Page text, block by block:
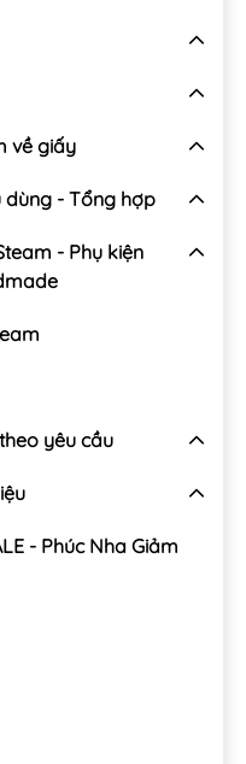
về giấy
dùng - Tổng hợp
- Phụ kiện
yêu cầu
- Phúc Nha Giảm